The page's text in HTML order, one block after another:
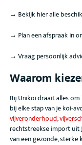
→ Bekijk hier alle
→ Plan een afspraak in
→ Vraag persoonlijk
Waarom
Bij Unikoi draait alles
bij elke stap van je koi-
vijveronderhoud,
rechtstreekse import uit
van een gezonde,